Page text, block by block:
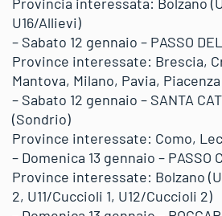
U16/Allievi)
– Sabato 12 gennaio – PASSO
Province interessate: Brescia,
Mantova, Milano, Pavia, Piacenza
– Sabato 12 gennaio – SANTA
(Sondrio)
Province interessate: Como,
– Domenica 13 gennaio – PASSO
Province interessate: Bolzano
2, U11/Cuccioli 1, U12/Cuccioli 2)